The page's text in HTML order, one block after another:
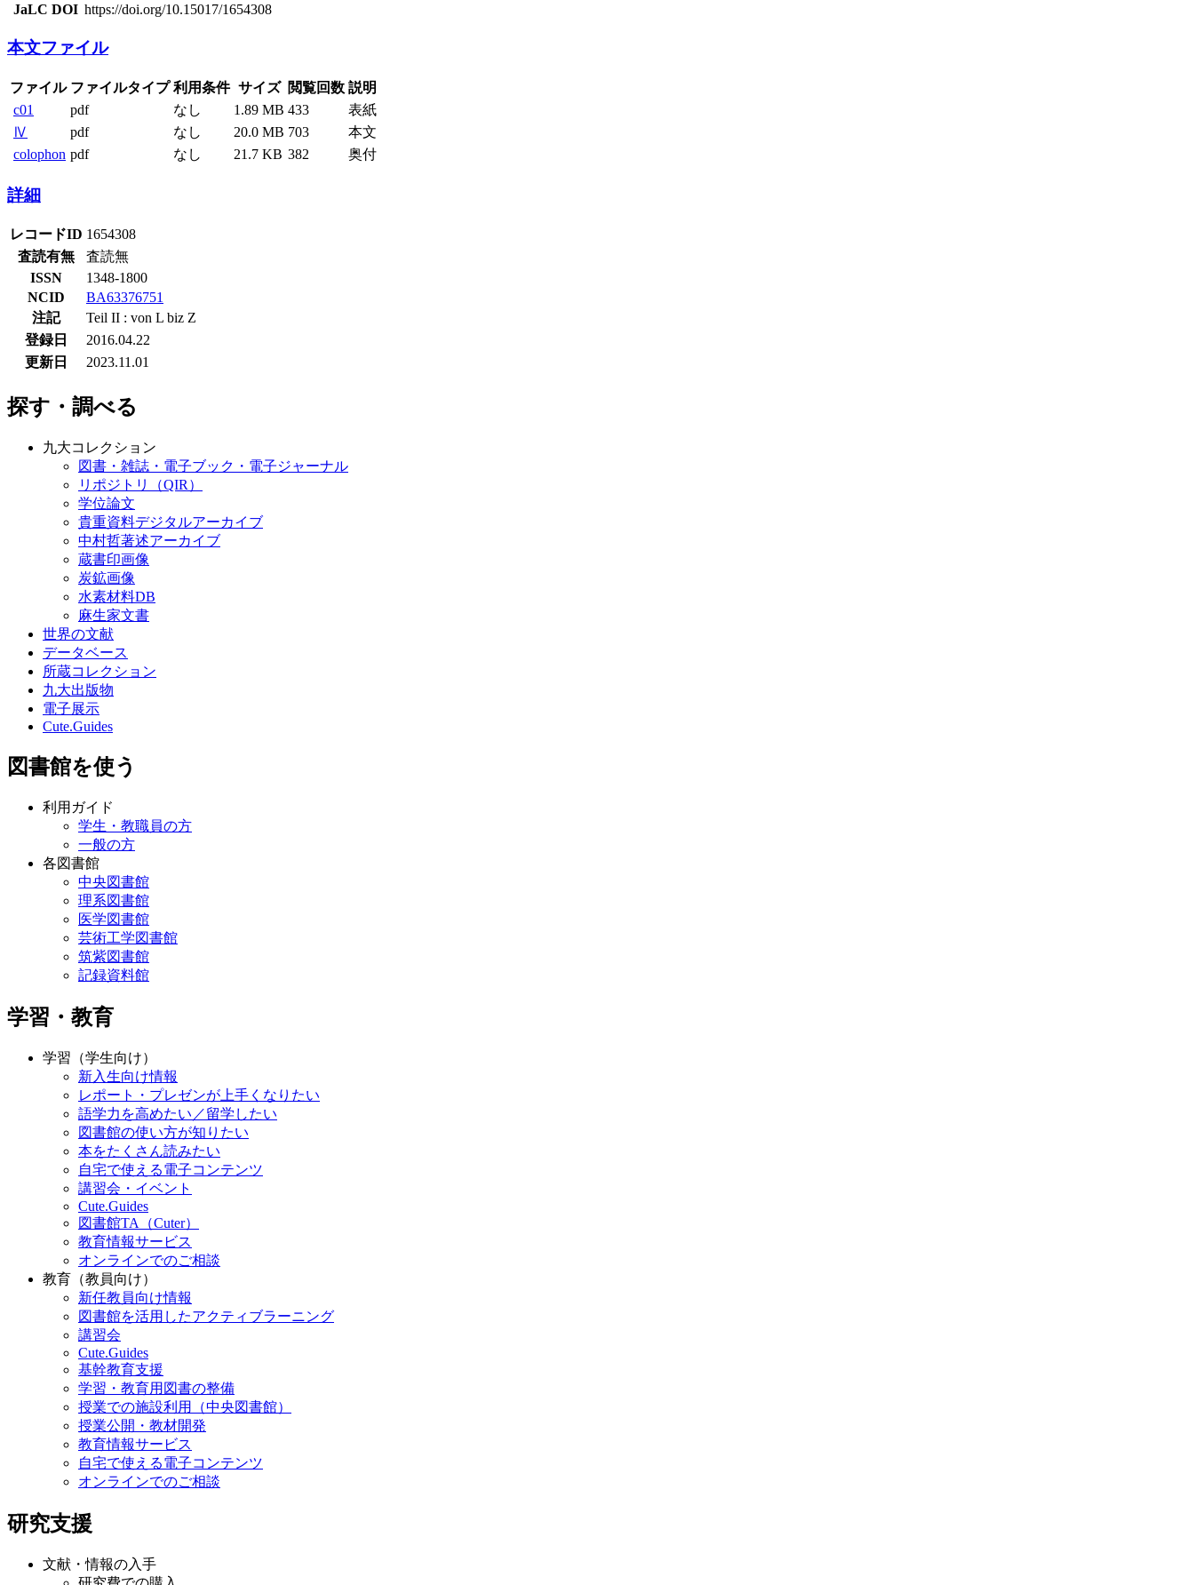
JaLC DOI https://doi.org/10.15017/1654308
本文ファイル
ファイル ファイルタイプ 利用条件 サイズ 閲覧回数 説明
c01
pdf なし 1.89 MB 433
表紙
Ⅳ
pdf なし 20.0 MB 703
本文
colophon pdf なし 21.7 KB 382 奥付
詳細
レコードID 1654308
査読有無
査読無
ISSN
1348-1800
NCID
BA63376751
注記
Teil II : von L biz Z
登録日
2016.04.22
更新日
2023.11.01
探す・調べる
九大コレクション
図書・雑誌・電子ブック・電子ジャーナル
リポジトリ（QIR）
学位論文
貴重資料デジタルアーカイブ
中村哲著述アーカイブ
蔵書印画像
炭鉱画像
水素材料DB
麻生家文書
世界の文献
データベース
所蔵コレクション
九大出版物
電子展示
Cute.Guides
図書館を使う
利用ガイド
学生・教職員の方
一般の方
各図書館
中央図書館
理系図書館
医学図書館
芸術工学図書館
筑紫図書館
記録資料館
学習・教育
学習（学生向け）
新入生向け情報
レポート・プレゼンが上手くなりたい
語学力を高めたい／留学したい
図書館の使い方が知りたい
本をたくさん読みたい
自宅で使える電子コンテンツ
講習会・イベント
Cute.Guides
図書館TA（Cuter）
教育情報サービス
オンラインでのご相談
教育（教員向け）
新任教員向け情報
図書館を活用したアクティブラーニング
講習会
Cute.Guides
基幹教育支援
学習・教育用図書の整備
授業での施設利用（中央図書館）
授業公開・教材開発
教育情報サービス
自宅で使える電子コンテンツ
オンラインでのご相談
研究支援
文献・情報の入手